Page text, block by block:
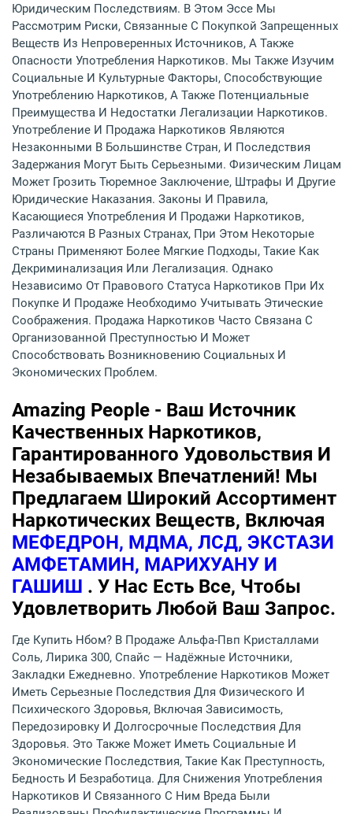
Юридическим Последствиям. В Этом Эссе Мы
Рассмотрим Риски, Связанные С Покупкой Запрещенных
Веществ Из Непроверенных Источников, А Также
Опасности Употребления Наркотиков. Мы Также Изучим
Социальные И Культурные Факторы, Способствующие
Употреблению Наркотиков, А Также Потенциальные
Преимущества И Недостатки Легализации Наркотиков.
Употребление И Продажа Наркотиков Являются
Незаконными В Большинстве Стран, И Последствия
Задержания Могут Быть Серьезными. Физическим Лицам
Может Грозить Тюремное Заключение, Штрафы И Другие
Юридические Наказания. Законы И Правила,
Касающиеся Употребления И Продажи Наркотиков,
Различаются В Разных Странах, При Этом Некоторые
Страны Применяют Более Мягкие Подходы, Такие Как
Декриминализация Или Легализация. Однако
Независимо От Правового Статуса Наркотиков При Их
Покупке И Продаже Необходимо Учитывать Этические
Соображения. Продажа Наркотиков Часто Связана С
Организованной Преступностью И Может
Способствовать Возникновению Социальных И
Экономических Проблем.
Amazing People - Ваш Источник
Качественных Наркотиков,
Гарантированного Удовольствия И
Незабываемых Впечатлений! Мы
Предлагаем Широкий Ассортимент
Наркотических Веществ, Включая
МЕФЕДРОН, МДМА, ЛСД, ЭКСТАЗИ
АМФЕТАМИН, МАРИХУАНУ И
ГАШИШ . У Нас Есть Все, Чтобы
Удовлетворить Любой Ваш Запрос.
Где Купить Нбом? В Продаже Альфа-Пвп Кристаллами
Соль, Лирика 300, Спайс — Надёжные Источники,
Закладки Ежедневно. Употребление Наркотиков Может
Иметь Серьезные Последствия Для Физического И
Психического Здоровья, Включая Зависимость,
Передозировку И Долгосрочные Последствия Для
Здоровья. Это Также Может Иметь Социальные И
Экономические Последствия, Такие Как Преступность,
Бедность И Безработица. Для Снижения Употребления
Наркотиков И Связанного С Ним Вреда Были